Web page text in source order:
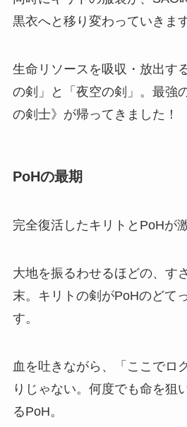
黒衣へと移り変わっていきます
生命リソースを吸収・放出す
の剣」と「夜空の剣」。最強
の剣士》が帰ってきました！
PoHの最期
完全復活したキリトとPoHが
大地を振るわせるほどの、す
末。キリトの剣がPoHのどて
す。
血を吐きながら、「ここでロ
りじゃない。何度でも命を狙
るPoH。